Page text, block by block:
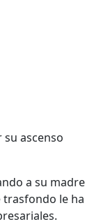
ascenso
a su madre
le ha